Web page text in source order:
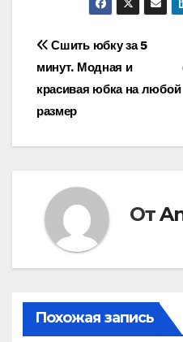
Навигация
по
записям
Сшить юбку за 5
минут. Модная и
красивая юбка на любой
размер
От
Похожая запись